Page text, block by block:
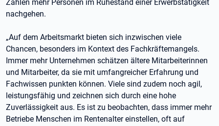
Zahlen mehr Personen im Ruhestand einer Erwerbstätigkeit
nachgehen.
„Auf dem Arbeitsmarkt bieten sich inzwischen viele
Chancen, besonders im Kontext des Fachkräftemangels.
Immer mehr Unternehmen schätzen ältere Mitarbeiterinnen
und Mitarbeiter, da sie mit umfangreicher Erfahrung und
Fachwissen punkten können. Viele sind zudem noch agil,
leistungsfähig und zeichnen sich durch eine hohe
Zuverlässigkeit aus. Es ist zu beobachten, dass immer mehr
Betriebe Menschen im Rentenalter einstellen, oft auf